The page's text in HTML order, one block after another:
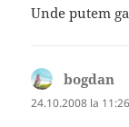
Unde putem
bogdan
24.10.2008 la 11:26